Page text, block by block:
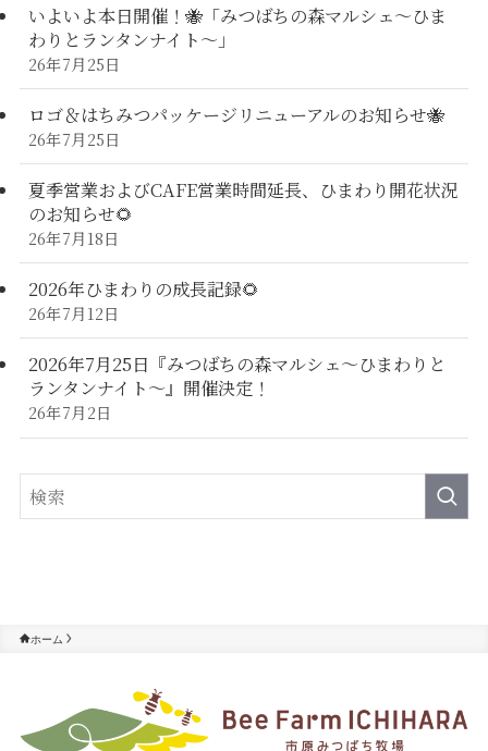
いよいよ本日開催！🐝「みつばちの森マルシェ〜ひま
わりとランタンナイト〜」
26年7月25日
ロゴ＆はちみつパッケージリニューアルのお知らせ🐝
26年7月25日
夏季営業およびCAFE営業時間延長、ひまわり開花状況
のお知らせ🌻
26年7月18日
2026年ひまわりの成長記録🌻
26年7月12日
2026年7月25日『みつばちの森マルシェ～ひまわりと
ランタンナイト～』開催決定！
26年7月2日
ホーム